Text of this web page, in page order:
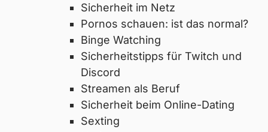
Sicherheit im Netz
Pornos schauen: ist das normal?
Binge Watching
Sicherheitstipps für Twitch und
Discord
Streamen als Beruf
Sicherheit beim Online-Dating
Sexting